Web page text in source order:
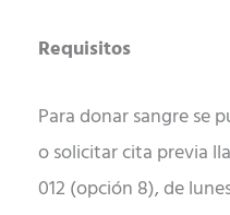
Requisitos
Para donar sangre se
o solicitar cita previa
012 (opción 8), de